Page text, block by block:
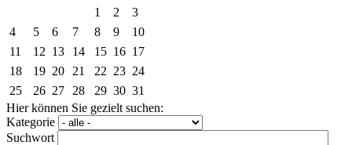
1
2
3
4
5 6 7 8 9
10
11
12 13 14 15 16 17
18
19 20 21 22 23 24
25
26 27 28 29 30 31
Hier können Sie gezielt suchen:
Kategorie
Suchwort